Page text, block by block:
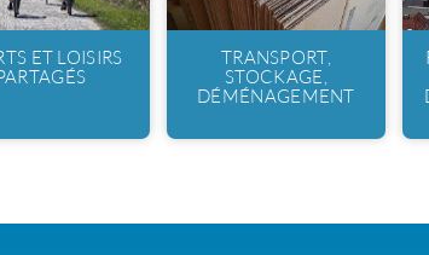
ET LOISIRS
TRANSPORT,
STOCKAGE,
DÉMÉNAGEMENT